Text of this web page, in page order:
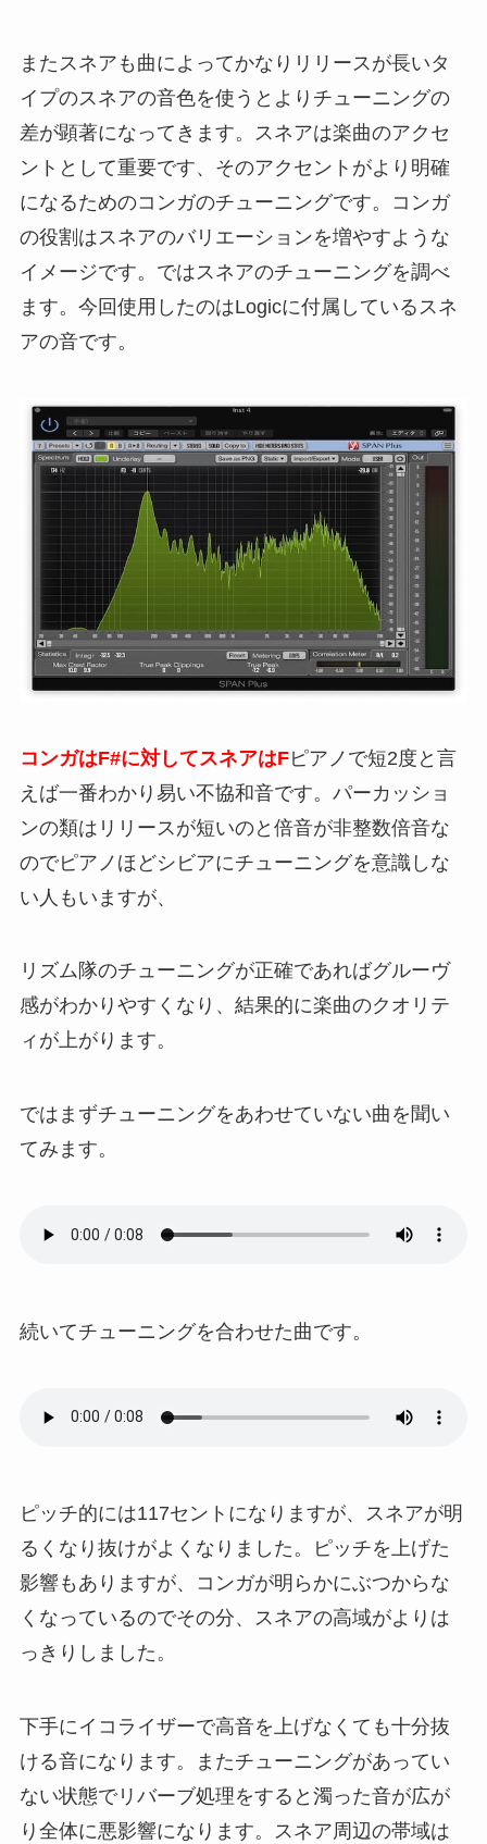
またスネアも曲によってかなりリリースが長いタ
イプのスネアの音色を使うとよりチューニングの
差が顕著になってきます。スネアは楽曲のアクセ
ントとして重要です、そのアクセントがより明確
になるためのコンガのチューニングです。コンガ
の役割はスネアのバリエーションを増やすような
イメージです。ではスネアのチューニングを調べ
ます。今回使用したのはLogicに付属しているスネ
アの音です。
コンガはF#に対してスネアはFピアノで短2度と言
えば一番わかり易い不協和音です。パーカッショ
ンの類はリリースが短いのと倍音が非整数倍音な
のでピアノほどシビアにチューニングを意識しな
い人もいますが、
リズム隊のチューニングが正確であればグルーヴ
感がわかりやすくなり、結果的に楽曲のクオリテ
ィが上がります。
ではまずチューニングをあわせていない曲を聞い
てみます。
続いてチューニングを合わせた曲です。
ピッチ的には117セントになりますが、スネアが明
るくなり抜けがよくなりました。ピッチを上げた
影響もありますが、コンガが明らかにぶつからな
くなっているのでその分、スネアの高域がよりは
っきりしました。
下手にイコライザーで高音を上げなくても十分抜
ける音になります。またチューニングがあってい
ない状態でリバーブ処理をすると濁った音が広が
り全体に悪影響になります。スネア周辺の帯域は